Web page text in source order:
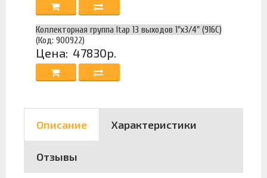
Коллекторная группа Itap 13 выходов 1"х3/4" (916C)
(Код: 900922)
Цена: 47830р.
Описание Характеристики
Отзывы